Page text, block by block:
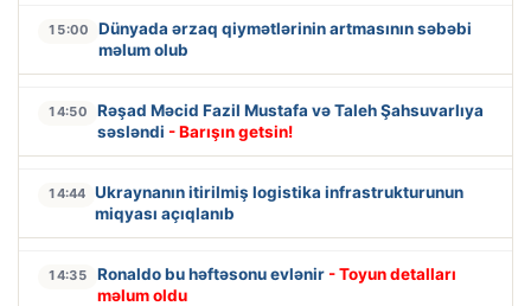
15:00
Dünyada ərzaq qiymətlərinin artmasının səbəbi
məlum olub
14:50
Rəşad Məcid Fazil Mustafa və Taleh Şahsuvarlıya
səsləndi - Barışın getsin!
14:44 Ukraynanın itirilmiş logistika infrastrukturunun
miqyası açıqlanıb
14:35 Ronaldo bu həftəsonu evlənir - Toyun detalları
məlum oldu